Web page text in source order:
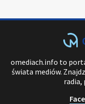
omediach.info to
świata mediów.
radia,